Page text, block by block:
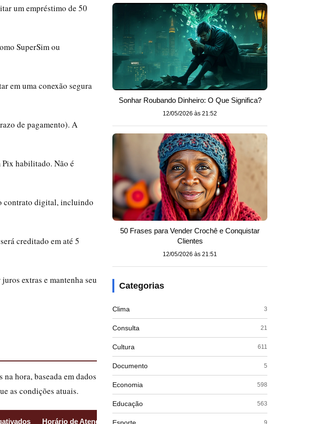
um empréstimo de 50
SuperSim ou
em uma conexão segura
de pagamento). A
Pix habilitado. Não é
contrato digital, incluindo
creditado em até 5
extras e mantenha seu
hora, baseada em dados
as condições atuais.
Horário de Atendimento Limite Mínimo
Sonhar Roubando Dinheiro: O Que Significa?
12/05/2026 às 21:52
50 Frases para Vender Crochê e Conquistar
Clientes
12/05/2026 às 21:51
Categorias
Clima 3
Consulta 21
Cultura 611
Documento 5
Economia 598
Educação 563
9